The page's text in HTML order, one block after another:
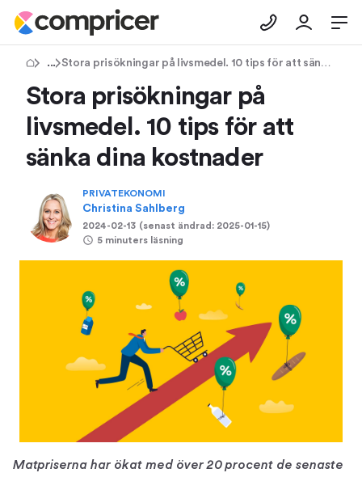
Tips & Råd Stora prisökningar på livsmedel. 10 tips för att sänka dina kostnader
Stora prisökningar på
livsmedel. 10 tips för att
sänka dina kostnader
PRIVATEKONOMI
Christina Sahlberg
2024-02-13 (senast ändrad: 2025-01-15)
5 minuters läsning
Matpriserna har ökat med över 20 procent de senaste